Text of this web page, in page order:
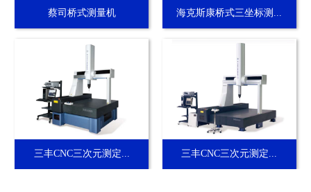
蔡司桥式测量机 海克斯康桥式三坐标测...
三丰CNC三次元测定... 三丰CNC三次元测定...